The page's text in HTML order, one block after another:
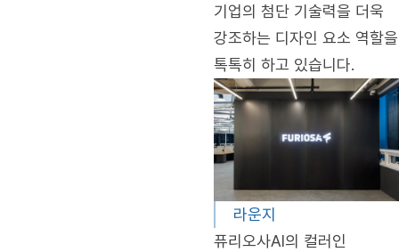
기업의 첨단 기술력을 더욱
강조하는 디자인 요소 역할을
톡톡히 하고 있습니다.
라운지
퓨리오사AI의 컬러인